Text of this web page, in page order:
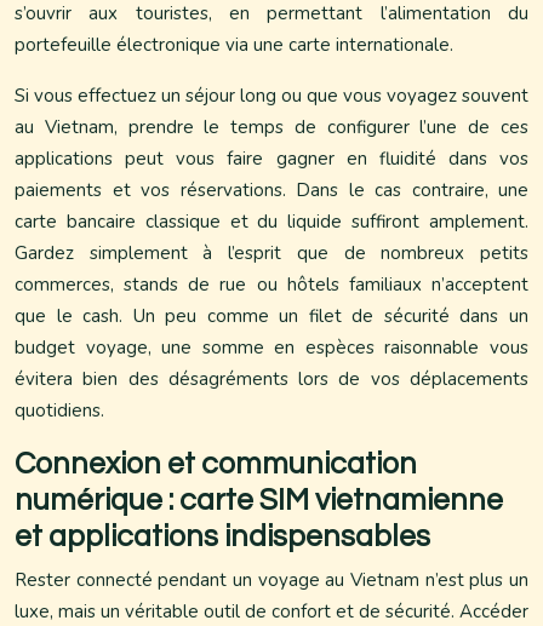
s’ouvrir aux touristes, en permettant l’alimentation du
portefeuille électronique via une carte internationale.
Si vous effectuez un séjour long ou que vous voyagez souvent
au Vietnam, prendre le temps de configurer l’une de ces
applications peut vous faire gagner en fluidité dans vos
paiements et vos réservations. Dans le cas contraire, une
carte bancaire classique et du liquide suffiront amplement.
Gardez simplement à l’esprit que de nombreux petits
commerces, stands de rue ou hôtels familiaux n’acceptent
que le cash. Un peu comme un filet de sécurité dans un
budget voyage, une somme en espèces raisonnable vous
évitera bien des désagréments lors de vos déplacements
quotidiens.
Connexion et communication
numérique : carte SIM vietnamienne
et applications indispensables
Rester connecté pendant un voyage au Vietnam n’est plus un
luxe, mais un véritable outil de confort et de sécurité. Accéder